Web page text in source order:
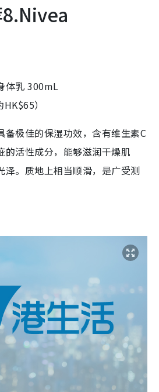
体乳 300mL
）
备极佳的保湿功效，含有维生素C
的活性成分，能够滋润干燥肌
泽。质地上相当顺滑，是广受测